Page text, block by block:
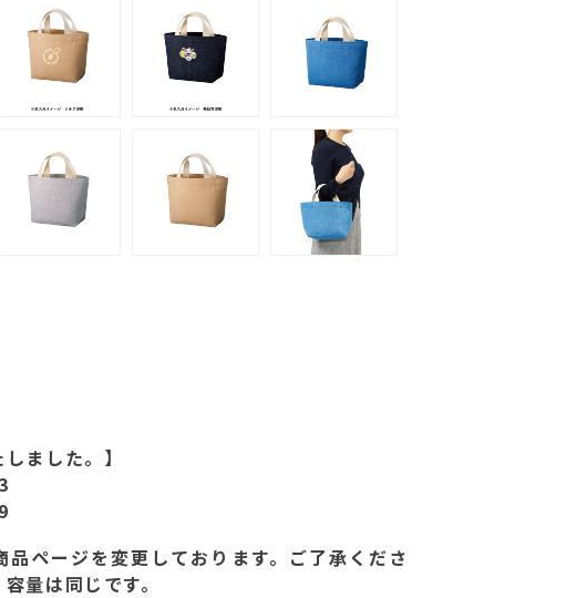
ました。】
品ページを変更しております。ご了承くださ
量は同じです。